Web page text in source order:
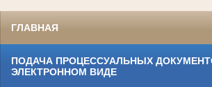
ГЛАВНАЯ
ПОДАЧА ПРОЦЕССУАЛЬНЫХ
ЭЛЕКТРОННОМ ВИДЕ